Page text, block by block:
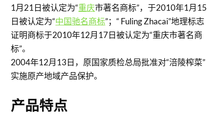
1月21日被认定为“重庆市著名商标”，于2010年1月15
日被认定为“中国驰名商标”；“ Fuling Zhacai”地理标志
证明商标于2010年12月17日被认定为“重庆市著名商
标”。
2004年12月13日，原国家质检总局批准对“涪陵榨菜”
实施原产地域产品保护。
产品特点